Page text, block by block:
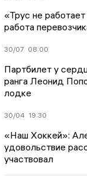
«Трус не
работа
30/07 08:00
Партбилет у
ранга Леонид
лодке
30/04 19:30
«Наш Хоккей»:
удовольствие
участвовал